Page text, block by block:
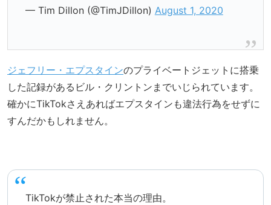
— Tim Dillon (@TimJDillon) August 1, 2020
ジェフリー・エプスタインのプライベートジェットに搭乗
した記録があるビル・クリントンまでいじられています。
確かにTikTokさえあればエプスタインも違法行為をせずに
すんだかもしれません。
TikTokが禁止された本当の理由。